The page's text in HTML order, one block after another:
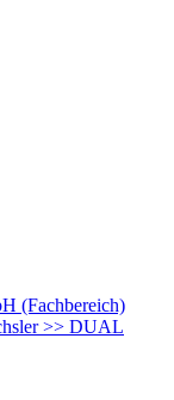
(Fachbereich)
>> DUAL